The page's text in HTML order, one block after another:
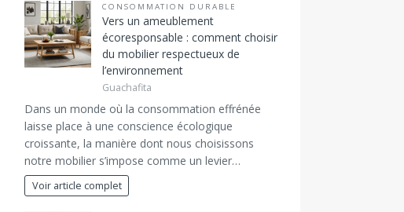
CONSOMMATION DURABLE
Vers un ameublement
écoresponsable : comment choisir
du mobilier respectueux de
l’environnement
Guachafita
Dans un monde où la consommation effrénée
laisse place à une conscience écologique
croissante, la manière dont nous choisissons
notre mobilier s’impose comme un levier…
Voir article complet